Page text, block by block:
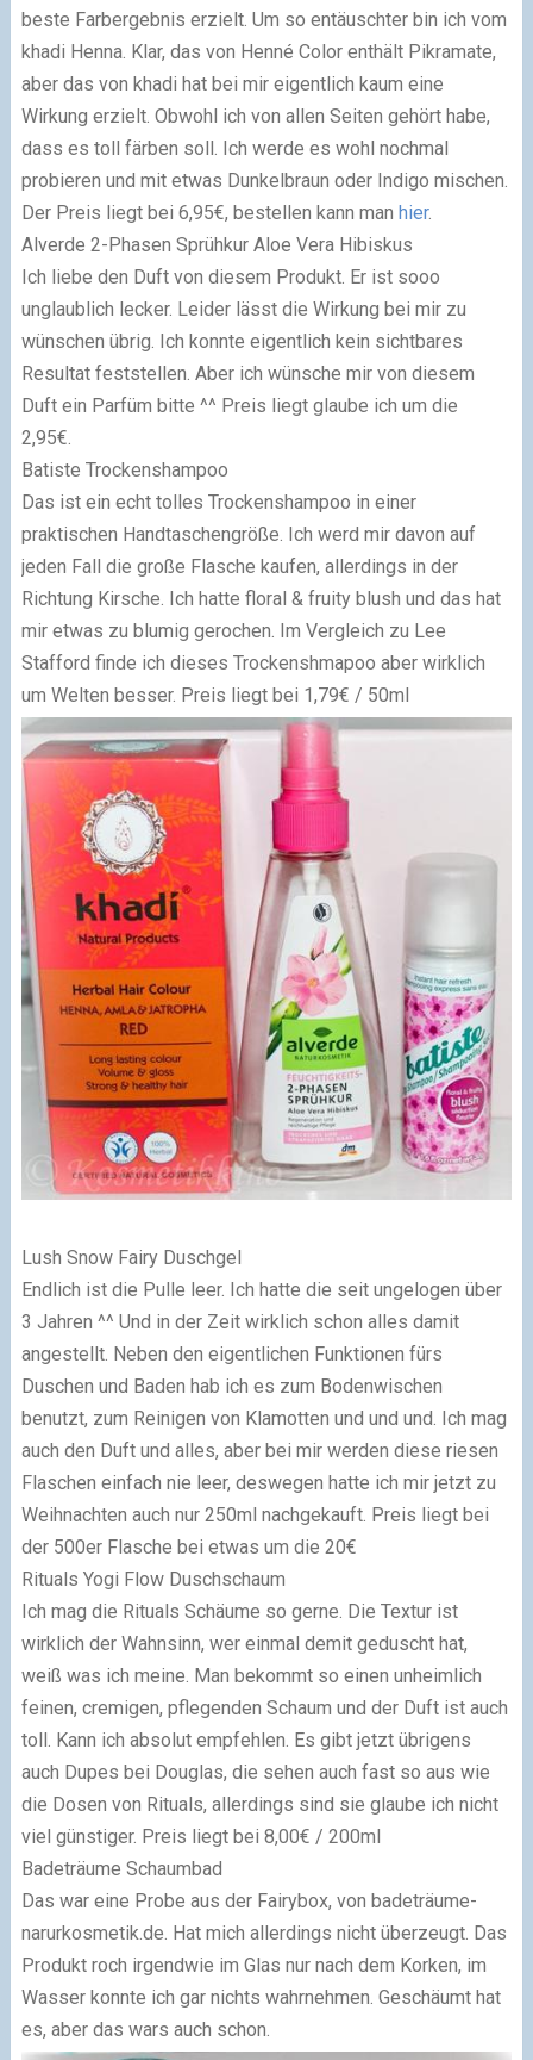
beste Farbergebnis erzielt. Um so entäuschter bin ich vom
khadi Henna. Klar, das von Henné Color enthält Pikramate,
aber das von khadi hat bei mir eigentlich kaum eine
Wirkung erzielt. Obwohl ich von allen Seiten gehört habe,
dass es toll färben soll. Ich werde es wohl nochmal
probieren und mit etwas Dunkelbraun oder Indigo mischen.
Der Preis liegt bei 6,95€, bestellen kann man hier.
Alverde 2-Phasen Sprühkur Aloe Vera Hibiskus
Ich liebe den Duft von diesem Produkt. Er ist sooo
unglaublich lecker. Leider lässt die Wirkung bei mir zu
wünschen übrig. Ich konnte eigentlich kein sichtbares
Resultat feststellen. Aber ich wünsche mir von diesem
Duft ein Parfüm bitte ^^ Preis liegt glaube ich um die
2,95€.
Batiste Trockenshampoo
Das ist ein echt tolles Trockenshampoo in einer
praktischen Handtaschengröße. Ich werd mir davon auf
jeden Fall die große Flasche kaufen, allerdings in der
Richtung Kirsche. Ich hatte floral & fruity blush und das hat
mir etwas zu blumig gerochen. Im Vergleich zu Lee
Stafford finde ich dieses Trockenshmapoo aber wirklich
um Welten besser. Preis liegt bei 1,79€ / 50ml
Lush Snow Fairy Duschgel
Endlich ist die Pulle leer. Ich hatte die seit ungelogen über
3 Jahren ^^ Und in der Zeit wirklich schon alles damit
angestellt. Neben den eigentlichen Funktionen fürs
Duschen und Baden hab ich es zum Bodenwischen
benutzt, zum Reinigen von Klamotten und und und. Ich mag
auch den Duft und alles, aber bei mir werden diese riesen
Flaschen einfach nie leer, deswegen hatte ich mir jetzt zu
Weihnachten auch nur 250ml nachgekauft. Preis liegt bei
der 500er Flasche bei etwas um die 20€
Rituals Yogi Flow Duschschaum
Ich mag die Rituals Schäume so gerne. Die Textur ist
wirklich der Wahnsinn, wer einmal demit geduscht hat,
weiß was ich meine. Man bekommt so einen unheimlich
feinen, cremigen, pflegenden Schaum und der Duft ist auch
toll. Kann ich absolut empfehlen. Es gibt jetzt übrigens
auch Dupes bei Douglas, die sehen auch fast so aus wie
die Dosen von Rituals, allerdings sind sie glaube ich nicht
viel günstiger. Preis liegt bei 8,00€ / 200ml
Badeträume Schaumbad
Das war eine Probe aus der Fairybox, von badeträume-
narurkosmetik.de. Hat mich allerdings nicht überzeugt. Das
Produkt roch irgendwie im Glas nur nach dem Korken, im
Wasser konnte ich gar nichts wahrnehmen. Geschäumt hat
es, aber das wars auch schon.